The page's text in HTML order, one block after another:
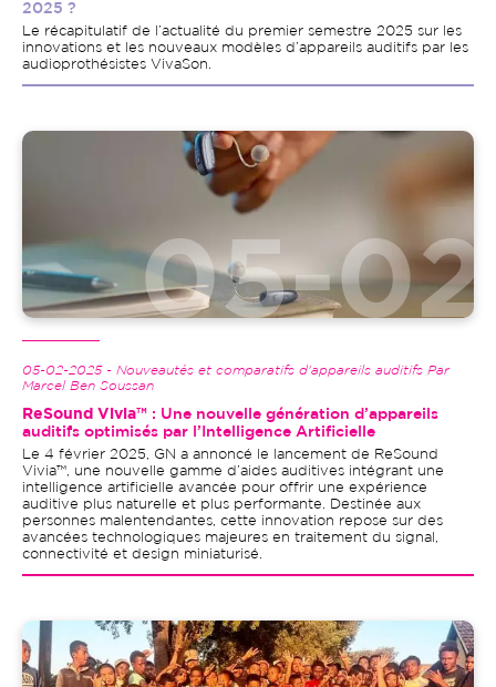
2025 ?
Le récapitulatif de l’actualité du premier semestre 2025 sur les
innovations et les nouveaux modèles d’appareils auditifs par les
audioprothésistes VivaSon.
Image
05-02-2025 - Nouveautés et comparatifs d'appareils auditifs Par
Marcel Ben Soussan
ReSound Vivia™ : Une nouvelle génération d’appareils
auditifs optimisés par l’Intelligence Artificielle
Le 4 février 2025, GN a annoncé le lancement de ReSound
Vivia™, une nouvelle gamme d’aides auditives intégrant une
intelligence artificielle avancée pour offrir une expérience
auditive plus naturelle et plus performante. Destinée aux
personnes malentendantes, cette innovation repose sur des
avancées technologiques majeures en traitement du signal,
connectivité et design miniaturisé.
Image